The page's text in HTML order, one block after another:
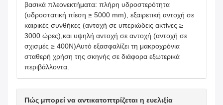
βασικά πλεονεκτήματα: πλήρη υδροστερότητα
(υδροστατική πίεση ≥ 5000 mm), εξαιρετική αντοχή σε
καιρικές συνθήκες (αντοχή σε υπεριώδεις ακτίνες ≥
3000 ώρες),και υψηλή αντοχή σε αντοχή (αντοχή σε
σχισμές ≥ 400N)Αυτό εξασφαλίζει τη μακροχρόνια
σταθερή χρήση της σκηνής σε διάφορα εξωτερικά
περιβάλλοντα.
Πώς μπορεί να αντικατοπτρίζεται η ευελιξία